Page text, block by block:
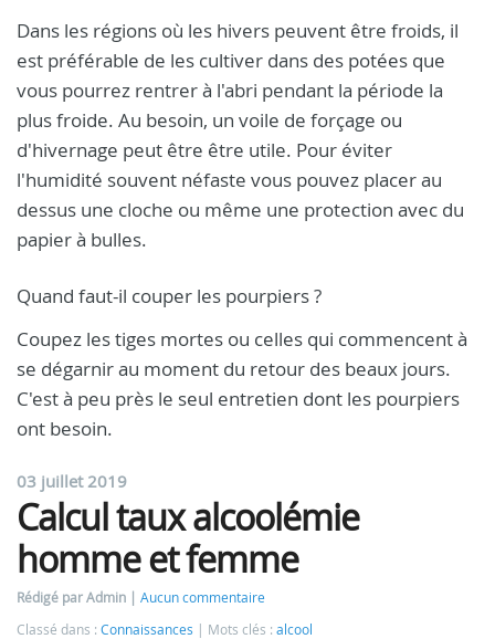
Dans les régions où les hivers peuvent être froids, il
est préférable de les cultiver dans des potées que
vous pourrez rentrer à l'abri pendant la période la
plus froide. Au besoin, un voile de forçage ou
d'hivernage peut être être utile. Pour éviter
l'humidité souvent néfaste vous pouvez placer au
dessus une cloche ou même une protection avec du
papier à bulles.
Quand faut-il couper les pourpiers ?
Coupez les tiges mortes ou celles qui commencent à
se dégarnir au moment du retour des beaux jours.
C'est à peu près le seul entretien dont les pourpiers
ont besoin.
03 juillet 2019
Calcul taux alcoolémie
homme et femme
Rédigé par Admin
Aucun commentaire
Classé dans : Connaissances Mots clés : alcool